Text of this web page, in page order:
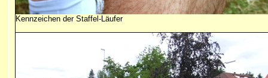
Kennzeichen der Staffel-Läufer